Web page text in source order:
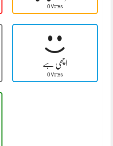
0 Votes
اچھی ہے
0 Votes